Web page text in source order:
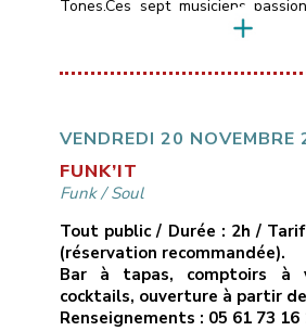
Tones.Ces sept musiciens
son vif et énergique des
du Funk: Jamiroquai, Chaka
conso )
Les Marins d’Eau […]
VENDREDI 20
FUNK’IT
Funk/Soul
Tout public / Durée : 2h /
(réservation recommandée).
Bar à tapas, comptoirs à
cocktails, ouverture à partir
Renseignements : 05 61 73 16